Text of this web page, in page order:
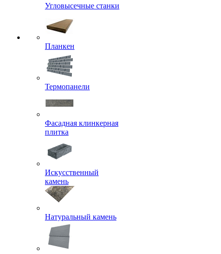
Угловысечные станки
Планкен
Термопанели
Фасадная клинкерная
плитка
Искусственный
камень
Натуральный камень